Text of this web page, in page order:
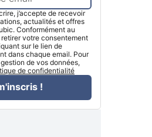
j’accepte de recevoir
actualités et offres
Conformément au
retirer votre consentement
sur le lien de
dans chaque email. Pour
de vos données,
de confidentialité
!